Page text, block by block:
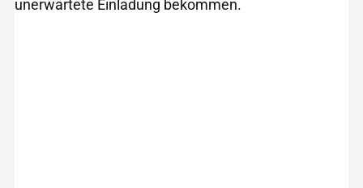
unerwartete Einladung bekommen.